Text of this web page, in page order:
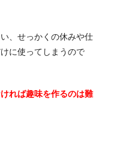
、せっかくの休みや仕
に使ってしまうので
れば趣味を作るのは難